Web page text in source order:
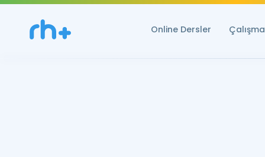
Online Dersler